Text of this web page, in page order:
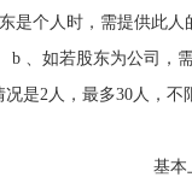
是个人时，需提供此
b 、如若股东为公司，
是2人，最多30人，
基本